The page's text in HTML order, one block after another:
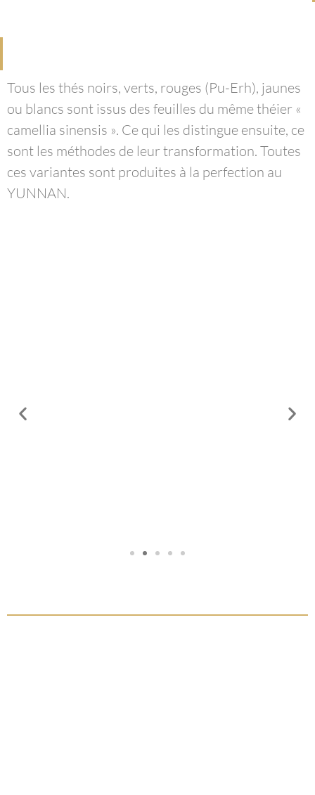
Tous les thés noirs, verts, rouges (Pu-Erh), jaunes
ou blancs sont issus des feuilles du même théier «
camellia sinensis ». Ce qui les distingue ensuite, ce
sont les méthodes de leur transformation. Toutes
ces variantes sont produites à la perfection au
YUNNAN.